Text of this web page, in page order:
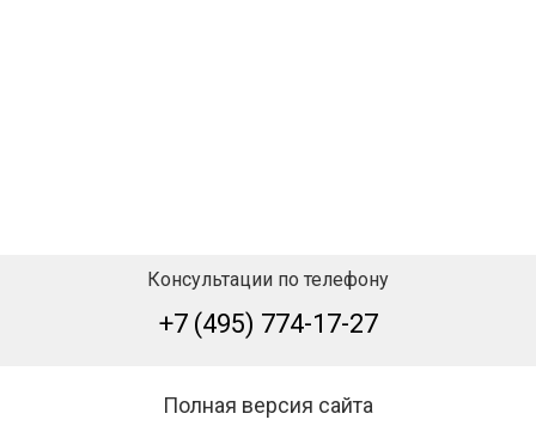
Консультации по телефону
+7 (495) 774-17-27
Полная версия сайта